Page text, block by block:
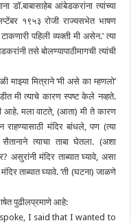
डाॅ.बाबासाहेब आंबेडकरांना त्यांच्या
१९५३ रोजी राज्यसभेत भाषण
पहिली व्यक्ती मी असेन.’ त्या
तसे बोलण्यापाठीमागची त्यांची
माझ्या मित्राने ‘मी असे का म्हणलो’
मी त्याचे कारण स्पष्ट केले नव्हते.
आहे. मला वाटते, (आता) मी ते कारण
मंदिर बांधले, पण (त्या
सैतानाने त्याचा ताबा घेतला. (अशा
असुरांनी मंदिर ताब्यात घ्यावे, असा
ताब्यात घ्यावे. ‘ती (घटना) जाळणे
पुढीलप्रमाणे आहे:
I said that I wanted to